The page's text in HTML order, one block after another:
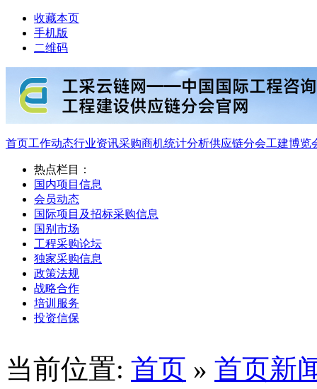
收藏本页
手机版
二维码
首页工作动态行业资讯采购商机统计分析供应链分会工建博览
热点栏目：
国内项目信息
会员动态
国际项目及招标采购信息
国别市场
工程采购论坛
独家采购信息
政策法规
战略合作
培训服务
投资信保
当前位置: 首页 » 首页新